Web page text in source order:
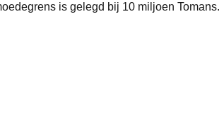
is gelegd bij 10 miljoen Tomans.